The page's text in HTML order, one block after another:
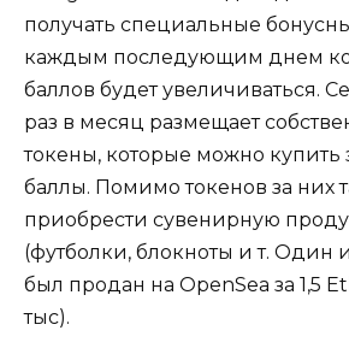
получать специальные
каждым последующим днем
баллов будет увеличиваться.
раз в месяц размещает
токены, которые можно купить
баллы. Помимо токенов за них
приобрести сувенирную
(футболки, блокноты и т. Один
был продан на OpenSea за 1,5
тыс).